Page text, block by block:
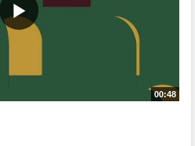
00:48